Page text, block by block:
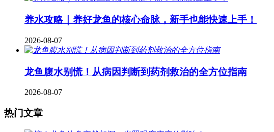
养水攻略｜养好龙鱼的核心命脉，新手也能快速上手！
2026-08-07
龙鱼腹水别慌！从病因判断到药剂救治的全方位指南
2026-08-07
热门文章